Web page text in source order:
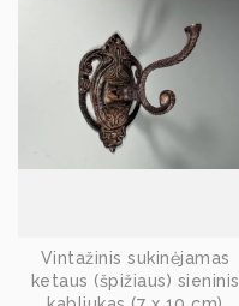
Vintažinis sukinėjamas
ketaus (špižiaus) sieninis